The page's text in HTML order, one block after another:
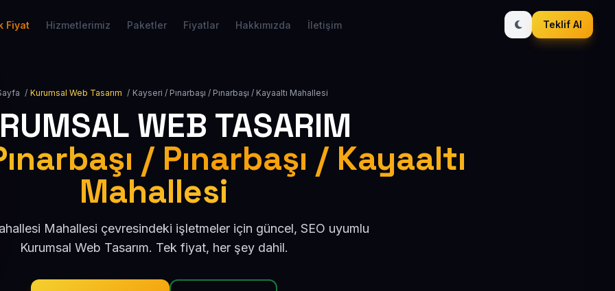
Fiyat Hizmetlerimiz Paketler Fiyatlar Hakkımızda İletişim Teklif Al
/ Kurumsal Web Tasarım / Kayseri / Pınarbaşı / Pınarbaşı / Kayaaltı Mahallesi
WEB TASARIM
/ Pınarbaşı / Kayaaltı
Mahallesi
Mahallesi çevresindeki işletmeler için güncel, SEO uyumlu
Kurumsal Web Tasarım. Tek fiyat, her şey dahil.